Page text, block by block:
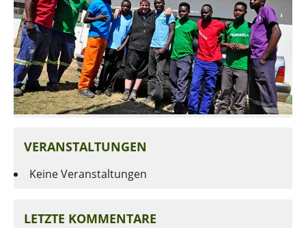
VERANSTALTUNGEN
Keine Veranstaltungen
LETZTE KOMMENTARE